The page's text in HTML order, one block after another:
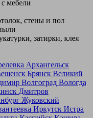
мебели
стены и пол
затирки, клея
Архангельск
Брянск Великий
Волгоград Вологда
Дмитров
Жуковский
Иркутск Истра